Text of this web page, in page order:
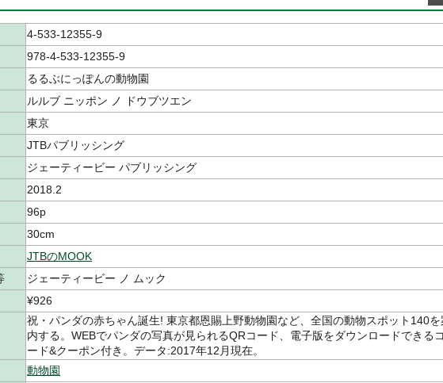
4-533-12355-9
978-4-533-12355-9
るるぶにっぽんの動物園
ルルブ ニッポン ノ ドウブツエン
東京
JTBパブリッシング
ジェーティービー パブリッシング
2018.2
96p
30cm
JTBのMOOK
ジェーティービー ノ ムック
¥926
祝・パンダの赤ちゃん誕生! 東京都恩賜上野動物園など、全国の動物スポット140を
内する。WEBでパンダの写真が見られるQRコード、電子版をダウンロードできる
ード&クーポン付き。データ:2017年12月現在。
動物園